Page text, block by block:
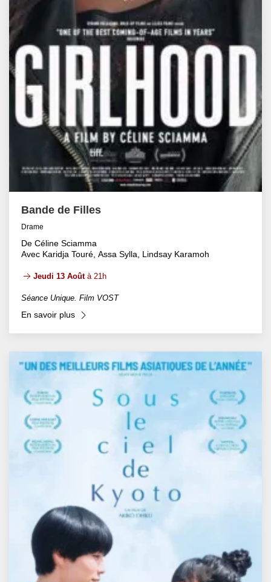
Bande de Filles
Drame
De Céline Sciamma
Avec Karidja Touré, Assa Sylla, Lindsay Karamoh
Jeudi 13 Aoûtà 21h
Séance Unique. Film VOST
En savoir plus